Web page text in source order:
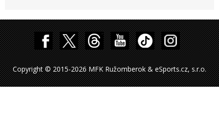
Copyright © 2015-2026 MFK Ružomberok & eSports.cz, s.r.o.